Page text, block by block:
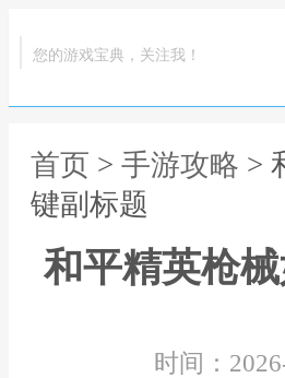
您的游戏宝典，关注我！
首页 > 手游攻略 >
键副标题
和平精英枪
时间：